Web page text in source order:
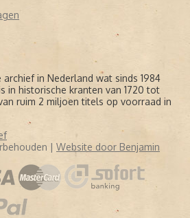
in Nederland wat sinds 1984
in historische kranten van 1720 tot
ruim 2 miljoen titels op voorraad in
| Website door Benjamin